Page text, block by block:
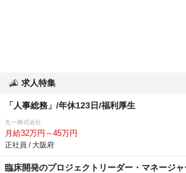
求人特集
「人事総務」/年休123日/福利厚生
丸一株式会社
月給32万円～45万円
正社員 / 大阪府
臨床開発のプロジェクトリーダー・マネージャ